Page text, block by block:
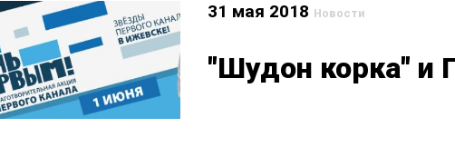
31 мая 2018 Новости
"Шудон корка" и